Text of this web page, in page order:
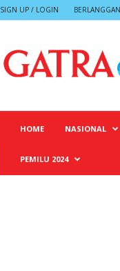
SIGN UP / LOGIN
HOME NASIONAL
PEMILU 2024